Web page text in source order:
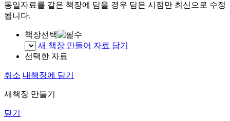
동일자료를 같은 책장에 담을 경우 담은 시점만 최신으로 수정
됩니다.
책장선택
새 책장 만들어 자료 담기
선택한 자료
취소 내책장에 담기
새책장 만들기
닫기